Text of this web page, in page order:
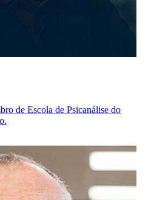
de Escola de Psicanálise do